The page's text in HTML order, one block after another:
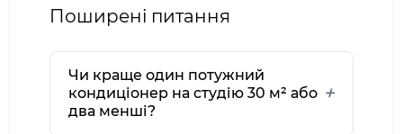
Поширені питання
Чи краще один потужний
кондиціонер на студію 30 м² або
два менші?